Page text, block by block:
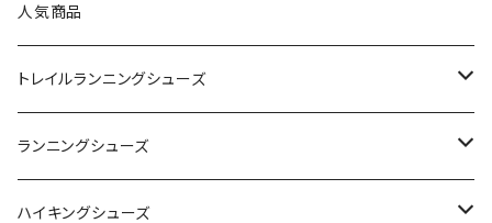
On（オン）
YONEX（ヨネックス）
adidas（アディダス）
SAYSKY（セイスカイ）
人気商品
トレイルランニングシューズ
On
VIKING
ランニングシューズ
On
ハイキングシューズ